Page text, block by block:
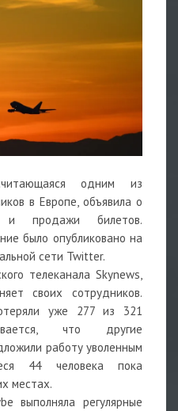
одним из
в Европе, объявила о
и продажи билетов.
было опубликовано на
сети Twitter.
телеканала Skynews,
своих сотрудников.
уже 277 из 321
что другие
работу уволенным
44 человека пока
местах.
выполняла регулярные